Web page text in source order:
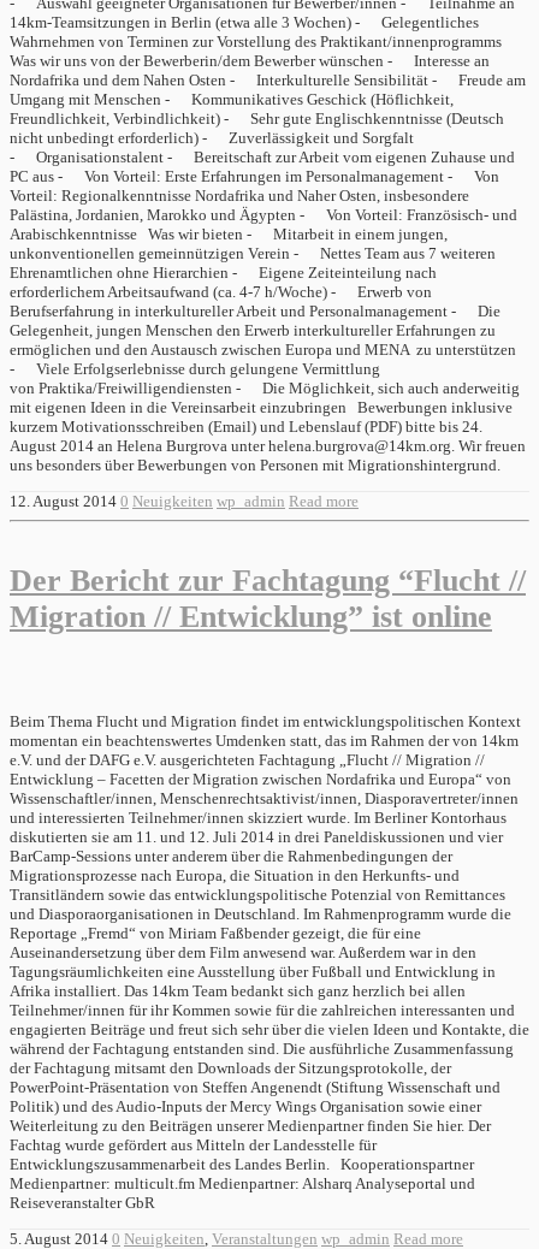
14km-Teamsitzungen in Berlin (etwa alle 3 Wochen) - Gelegentliches
Wahrnehmen von Terminen zur Vorstellung des Praktikant/innenprogramms
Was wir uns von der Bewerberin/dem Bewerber wünschen - Interesse an
Nordafrika und dem Nahen Osten - Interkulturelle Sensibilität - Freude am
Umgang mit Menschen - Kommunikatives Geschick (Höflichkeit,
Freundlichkeit, Verbindlichkeit) - Sehr gute Englischkenntnisse (Deutsch
nicht unbedingt erforderlich) - Zuverlässigkeit und Sorgfalt
- Organisationstalent - Bereitschaft zur Arbeit vom eigenen Zuhause und
PC aus - Von Vorteil: Erste Erfahrungen im Personalmanagement - Von
Vorteil: Regionalkenntnisse Nordafrika und Naher Osten, insbesondere
Palästina, Jordanien, Marokko und Ägypten - Von Vorteil: Französisch- und
Arabischkenntnisse Was wir bieten - Mitarbeit in einem jungen,
unkonventionellen gemeinnützigen Verein - Nettes Team aus 7 weiteren
Ehrenamtlichen ohne Hierarchien - Eigene Zeiteinteilung nach
erforderlichem Arbeitsaufwand (ca. 4-7 h/Woche) - Erwerb von
Berufserfahrung in interkultureller Arbeit und Personalmanagement - Die
Gelegenheit, jungen Menschen den Erwerb interkultureller Erfahrungen zu
ermöglichen und den Austausch zwischen Europa und MENA zu unterstützen
- Viele Erfolgserlebnisse durch gelungene Vermittlung
von Praktika/Freiwilligendiensten - Die Möglichkeit, sich auch anderweitig
mit eigenen Ideen in die Vereinsarbeit einzubringen Bewerbungen inklusive
kurzem Motivationsschreiben (Email) und Lebenslauf (PDF) bitte bis 24.
August 2014 an Helena Burgrova unter helena.burgrova@14km.org. Wir freuen
uns besonders über Bewerbungen von Personen mit Migrationshintergrund.
12. August 2014 0 Neuigkeiten wp_admin Read more
Der Bericht zur Fachtagung “Flucht //
Migration // Entwicklung” ist online
Beim Thema Flucht und Migration findet im entwicklungspolitischen Kontext
momentan ein beachtenswertes Umdenken statt, das im Rahmen der von 14km
e.V. und der DAFG e.V. ausgerichteten Fachtagung „Flucht // Migration //
Entwicklung – Facetten der Migration zwischen Nordafrika und Europa“ von
Wissenschaftler/innen, Menschenrechtsaktivist/innen, Diasporavertreter/innen
und interessierten Teilnehmer/innen skizziert wurde. Im Berliner Kontorhaus
diskutierten sie am 11. und 12. Juli 2014 in drei Paneldiskussionen und vier
BarCamp-Sessions unter anderem über die Rahmenbedingungen der
Migrationsprozesse nach Europa, die Situation in den Herkunfts- und
Transitländern sowie das entwicklungspolitische Potenzial von Remittances
und Diasporaorganisationen in Deutschland. Im Rahmenprogramm wurde die
Reportage „Fremd“ von Miriam Faßbender gezeigt, die für eine
Auseinandersetzung über dem Film anwesend war. Außerdem war in den
Tagungsräumlichkeiten eine Ausstellung über Fußball und Entwicklung in
Afrika installiert. Das 14km Team bedankt sich ganz herzlich bei allen
Teilnehmer/innen für ihr Kommen sowie für die zahlreichen interessanten und
engagierten Beiträge und freut sich sehr über die vielen Ideen und Kontakte, die
während der Fachtagung entstanden sind. Die ausführliche Zusammenfassung
der Fachtagung mitsamt den Downloads der Sitzungsprotokolle, der
PowerPoint-Präsentation von Steffen Angenendt (Stiftung Wissenschaft und
Politik) und des Audio-Inputs der Mercy Wings Organisation sowie einer
Weiterleitung zu den Beiträgen unserer Medienpartner finden Sie hier. Der
Fachtag wurde gefördert aus Mitteln der Landesstelle für
Entwicklungszusammenarbeit des Landes Berlin. Kooperationspartner
Medienpartner: multicult.fm Medienpartner: Alsharq Analyseportal und
Reiseveranstalter GbR
5. August 2014 0 Neuigkeiten Veranstaltungen wp_admin Read more